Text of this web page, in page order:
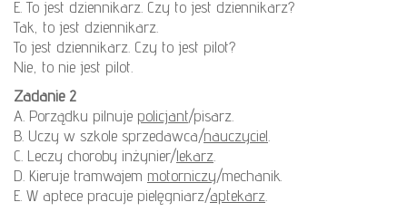
E. To jest dziennikarz. Czy to jest dziennikarz?
Tak, to jest dziennikarz.
To jest dziennikarz. Czy to jest pilot?
Nie, to nie jest pilot.
Zadanie 2
A. Porządku pilnuje policjant/pisarz.
B. Uczy w szkole sprzedawca/nauczyciel
C. Leczy choroby inżynier/lekarz
D. Kieruje tramwajem motorniczy/mechanik.
E. W aptece pracuje pielęgniarz/aptekarz